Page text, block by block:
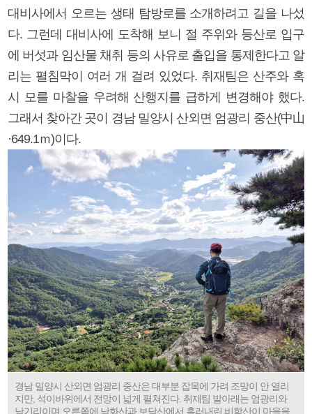
대비사에서 오르는 생태 탐방로를 소개하려고 길을 나섰
다. 그런데 대비사에 도착해 보니 절 주위와 등산로 입구
에 버섯과 임산물 채취 등의 사유로 출입을 통제한다고 알
리는 펼침막이 여러 개 걸려 있었다. 취재팀은 산주와 혹
시 모를 마찰을 우려해 산행지를 급하게 변경해야 했다.
그래서 찾아간 곳이 경남 밀양시 산외면 엄광리 중산(中山
·649.1ｍ)이다.
경남 밀양시 산외면 엄광리 중산은 대부분 잡목에 가려 조망이 안 열리
지만, 석이바위에서 전망이 넓게 펼쳐진다. 취재팀 발아래는 엄광리와
남기리이며 오른쪽에 낙화산과 보담산에서 흘러내린 비학산이 마을을